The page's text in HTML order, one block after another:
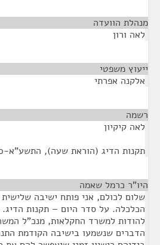
מנהלת הוועדה
לאה ורון
ייעוץ משפטי
אלקנה אפרתי
רשמה
לאה קיקיון
תקנות הדיג (הוראת שעה), התשע"א-2010
היו"ר כרמל שאמה
שלום לכולם, אני פותח ישיבה
הכלכלה. על סדר היום – תקנות הדיג.
להודות למשרד החקלאות, מנכ"ל
הדברים שנשמעו בישיבה הקודמת